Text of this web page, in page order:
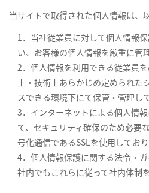
当サイトで取得された個人情報は、
1．当社従業員に対して個人情報
い、お客様の個人情報を厳重に管
2．個人情報を利用できる従業員
上・技術上あらかじめ定められた
スできる環境下にて保管・管理し
3．インターネットによる個人情
て、セキュリティ確保のため必要
号化通信であるSSLを使用しており
4．個人情報保護に関する法令・
社内でもこれらに従って社内体制